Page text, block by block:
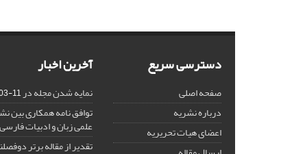
دسترسی سریع
صفحه اصلی
درباره نشریه
اعضای هیات تحریریه
آخرین اخبار
نمایه شدن مجله در ISC11
توافق نامه همکاری بین
علمی زبان و ادبیات فارسی
تقدیر از مقاله برتر